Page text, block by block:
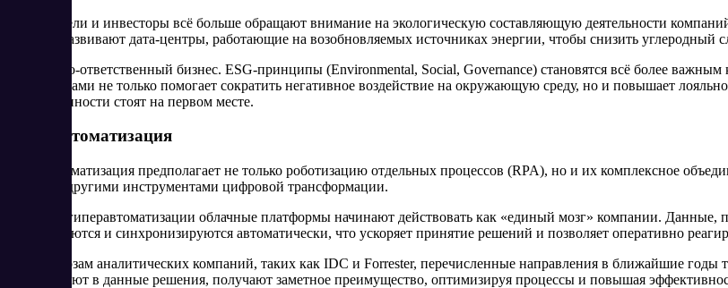
Потребители и инвесторы всё больше обращают внимание на экологическую составляющую деятельности
активно развивают дата-центры, работающие на возобновляемых источниках энергии, чтобы снизить углеродный
Социально-ответственный бизнес. ESG-принципы (Environmental, Social, Governance) становятся всё более
провайдерами не только помогает сократить негативное воздействие на окружающую среду, но и повышает
ответственности стоят на первом месте.
Гиперавтоматизация
Гиперавтоматизация предполагает не только роботизацию отдельных процессов (RPA), но и их комплексное
ботами и другими инструментами цифровой трансформации.
В рамках гиперавтоматизации облачные платформы начинают действовать как «единый мозг» компании.
анализируются и синхронизируются автоматически, что ускоряет принятие решений и позволяет оперативно
По прогнозам аналитических компаний, таких как IDC и Forrester, перечисленные направления в ближайшие годы
инвестируют в данные решения, получают заметное преимущество, оптимизируя процессы и повышая